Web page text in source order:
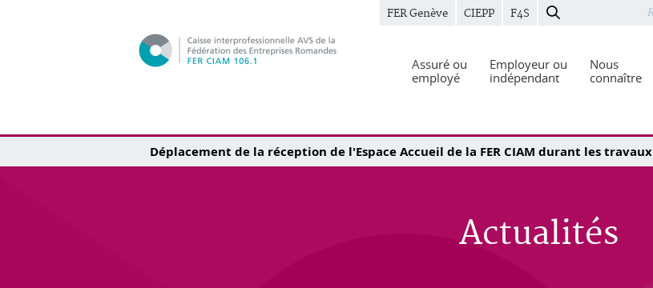
FER Genève CIEPP F4S
Assuré ou
employé
Employeur ou
indépendant
Nous
connaître
Déplacement de la réception de l'Espace Accueil de la FER CIAM durant les travaux
Actualités